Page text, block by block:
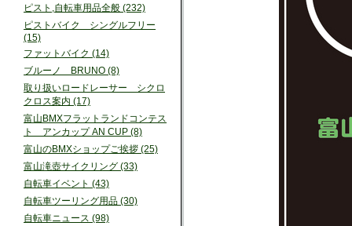
ピスト,自転車用品全般 (232)
ピストバイク シングルフリー
(15)
ファットバイク (14)
ブルーノ BRUNO (8)
取り扱いロードレーサー シクロ
クロス案内 (17)
富山BMXフラットランドコンテス
ト アンカップ AN CUP (8)
富山のBMXショップご挨拶 (25)
富山滝壺サイクリング (33)
自転車イベント (43)
自転車ツーリング用品 (30)
自転車ニュース (98)